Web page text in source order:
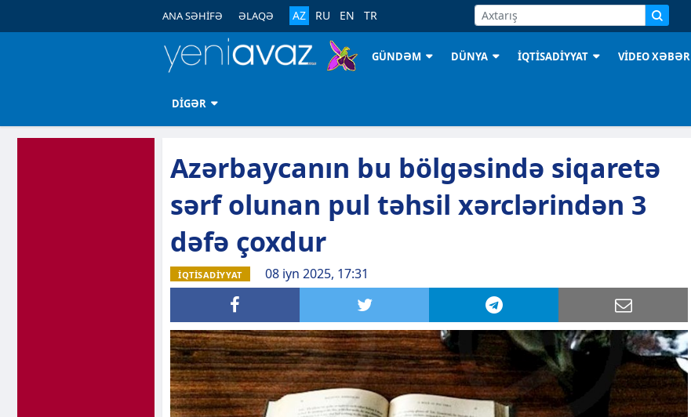
ANA SƏHİFƏ ƏLAQƏ AZ RU EN TR
GÜNDƏM DÜNYA İQTİSADİYYAT VİDEO XƏBƏR
DİGƏR
Azərbaycanın bu bölgəsində siqaretə
sərf olunan pul təhsil xərclərindən 3
dəfə çoxdur
İQTİSADİYYAT 08 iyn 2025, 17:31